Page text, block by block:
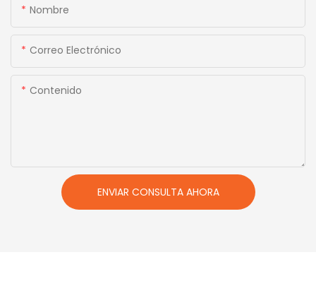
Nombre
Correo Electrónico
Contenido
ENVIAR CONSULTA AHORA